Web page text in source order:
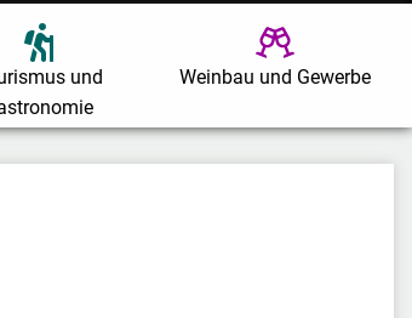
und
Weinbau und Gewerbe